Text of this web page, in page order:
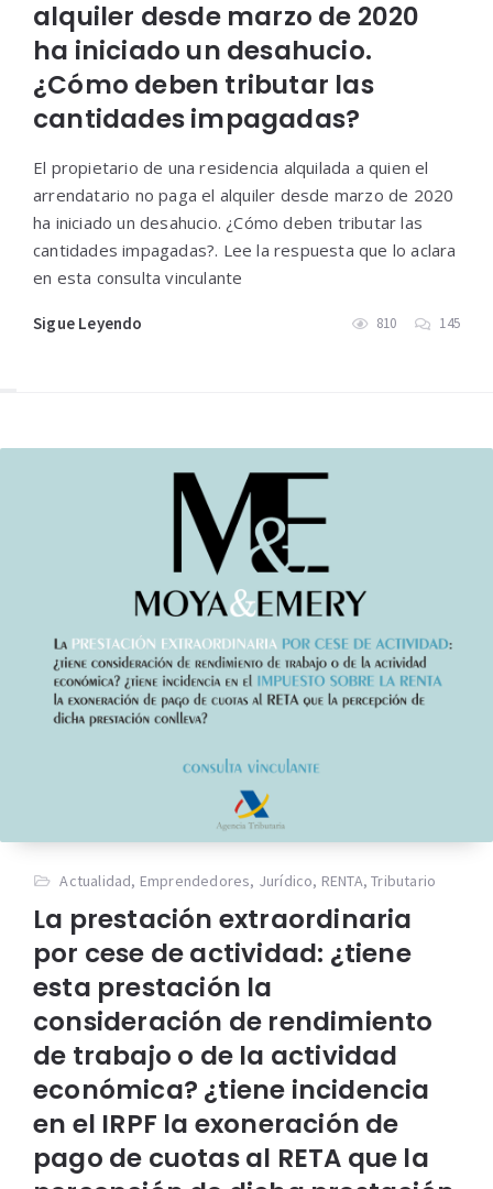
alquiler desde marzo de 2020
ha iniciado un desahucio.
¿Cómo deben tributar las
cantidades impagadas?
El propietario de una residencia alquilada a quien el
arrendatario no paga el alquiler desde marzo de 2020
ha iniciado un desahucio. ¿Cómo deben tributar las
cantidades impagadas?. Lee la respuesta que lo aclara
en esta consulta vinculante
Sigue Leyendo 810 145
Actualidad, Emprendedores, Jurídico, RENTA,Tributario
La prestación extraordinaria
por cese de actividad: ¿tiene
esta prestación la
consideración de rendimiento
de trabajo o de la actividad
económica? ¿tiene incidencia
en el IRPF la exoneración de
pago de cuotas al RETA que la